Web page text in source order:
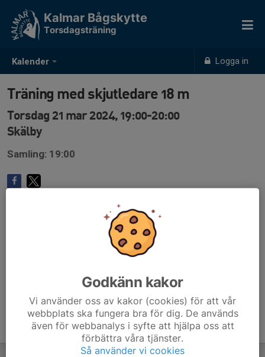
Kalender Logga in
Kalmar Bågskytte
Torsdagsträning
Träning med skjutledare 18 m
Torsdag 21 mar 2024, 19:00-20:00
Skälby
Samling: 19:00
Godkänn kakor
Vi använder oss av kakor (cookies) för att vår
webbplats ska fungera bra för dig. De används
även för webbanalys i syfte att hjälpa oss att
förbättra våra tjänster.
Så använder vi cookies